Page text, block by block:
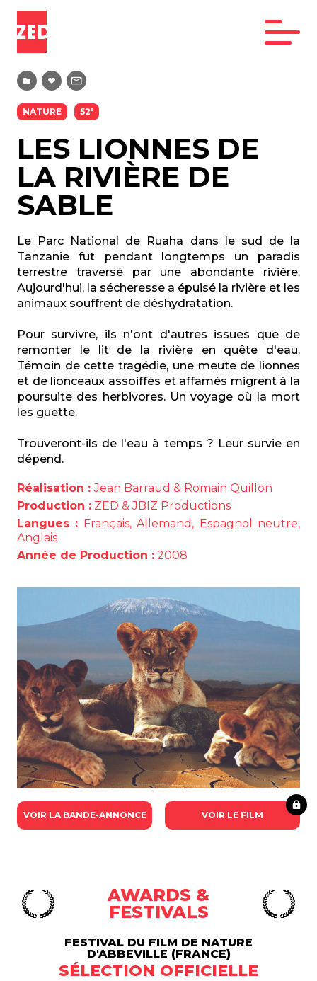
NATURE 52'
LES LIONNES DE
LA RIVIÈRE DE
SABLE
Le Parc National de Ruaha dans le sud de la
Tanzanie fut pendant longtemps un paradis
terrestre traversé par une abondante rivière.
Aujourd'hui, la sécheresse a épuisé la rivière et les
animaux souffrent de déshydratation.
Pour survivre, ils n'ont d'autres issues que de
remonter le lit de la rivière en quête d'eau.
Témoin de cette tragédie, une meute de lionnes
et de lionceaux assoiffés et affamés migrent à la
poursuite des herbivores. Un voyage où la mort
les guette.
Trouveront-ils de l'eau à temps ? Leur survie en
dépend.
Réalisation : Jean Barraud & Romain Quillon
Production : ZED & JBIZ Productions
Langues : Français, Allemand, Espagnol neutre,
Anglais
Année de Production : 2008
VOIR LA BANDE-ANNONCE VOIR LE FILM
AWARDS &
FESTIVALS
FESTIVAL DU FILM DE NATURE
D'ABBEVILLE (FRANCE)
SÉLECTION OFFICIELLE